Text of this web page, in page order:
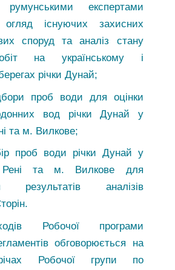
експертами
огляд існуючих захисних
споруд та аналіз стану
на українському і
річки Дунай;
проб води для оцінки
вод річки Дунай у
та м. Вилкове;
проб води річки Дунай у
та м. Вилкове для
результатів аналізів
Робочої програми
обговорюється на
Робочої групи по